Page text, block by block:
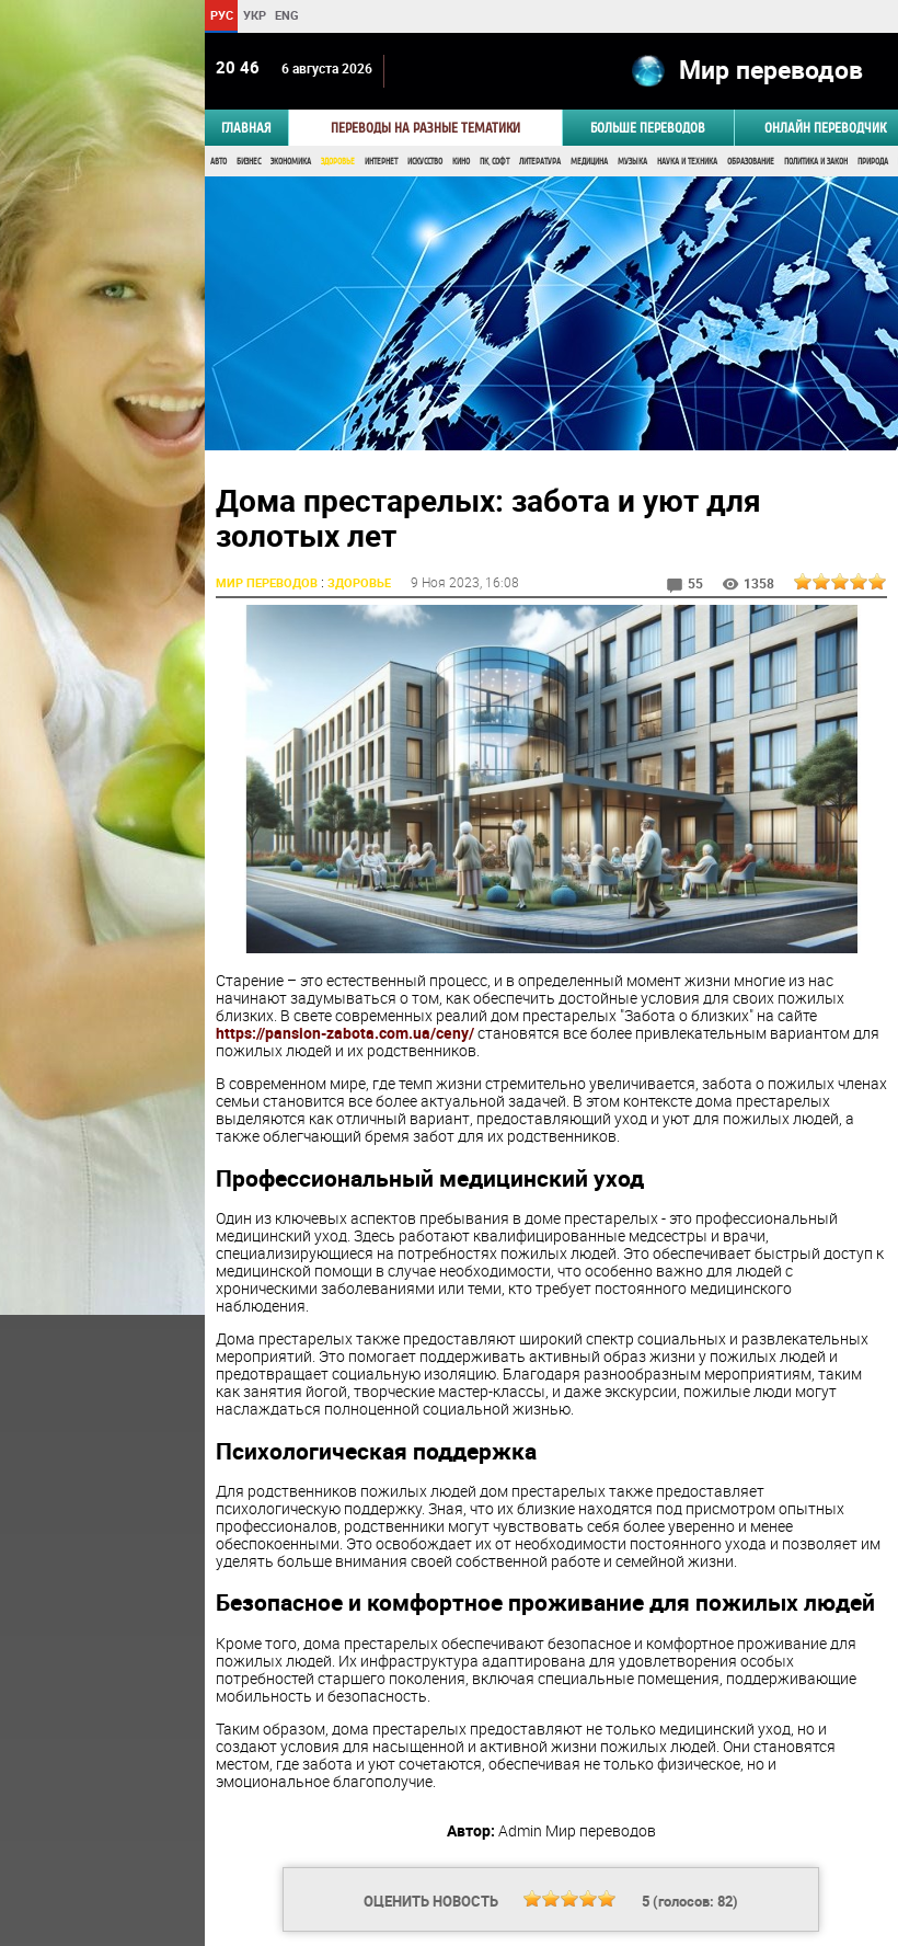
РУС УКР ENG
20:46 6 августа 2026 Мир переводов
ГЛАВНАЯ ПЕРЕВОДЫ НА РАЗНЫЕ ТЕМАТИКИ БОЛЬШЕ ПЕРЕВОДОВ ОНЛАЙН ПЕРЕВОДЧИК
АВТО БИЗНЕС ЭКОНОМИКА ЗДОРОВЬЕ ИНТЕРНЕТ ИСКУССТВО КИНО ПК, СОФТ ЛИТЕРАТУРА МЕДИЦИНА МУЗЫКА НАУКА И ТЕХНИКА ОБРАЗОВАНИЕ ПОЛИТИКА И ЗАКОН ПРИРОДА
Дома престарелых: забота и уют для
золотых лет
МИР ПЕРЕВОДОВ: ЗДОРОВЬЕ 9 Ноя 2023 , 16:08 55 1358
Старение – это естественный процесс, и в определенный момент жизни многие из нас
начинают задумываться о том, как обеспечить достойные условия для своих пожилых
близких. В свете современных реалий дом престарелых "Забота о близких" на сайте
https://pansion-zabota.com.ua/ceny/становятся все более привлекательным вариантом для
пожилых людей и их родственников.
В современном мире, где темп жизни стремительно увеличивается, забота о пожилых членах
семьи становится все более актуальной задачей. В этом контексте дома престарелых
выделяются как отличный вариант, предоставляющий уход и уют для пожилых людей, а
также облегчающий бремя забот для их родственников.
Профессиональный медицинский уход
Один из ключевых аспектов пребывания в доме престарелых - это профессиональный
медицинский уход. Здесь работают квалифицированные медсестры и врачи,
специализирующиеся на потребностях пожилых людей. Это обеспечивает быстрый доступ к
медицинской помощи в случае необходимости, что особенно важно для людей с
хроническими заболеваниями или теми, кто требует постоянного медицинского
наблюдения.
Дома престарелых также предоставляют широкий спектр социальных и развлекательных
мероприятий. Это помогает поддерживать активный образ жизни у пожилых людей и
предотвращает социальную изоляцию. Благодаря разнообразным мероприятиям, таким
как занятия йогой, творческие мастер-классы, и даже экскурсии, пожилые люди могут
наслаждаться полноценной социальной жизнью.
Психологическая поддержка
Для родственников пожилых людей дом престарелых также предоставляет
психологическую поддержку. Зная, что их близкие находятся под присмотром опытных
профессионалов, родственники могут чувствовать себя более уверенно и менее
обеспокоенными. Это освобождает их от необходимости постоянного ухода и позволяет им
уделять больше внимания своей собственной работе и семейной жизни.
Безопасное и комфортное проживание для пожилых людей
Кроме того, дома престарелых обеспечивают безопасное и комфортное проживание для
пожилых людей. Их инфраструктура адаптирована для удовлетворения особых
потребностей старшего поколения, включая специальные помещения, поддерживающие
мобильность и безопасность.
Таким образом, дома престарелых предоставляют не только медицинский уход, но и
создают условия для насыщенной и активной жизни пожилых людей. Они становятся
местом, где забота и уют сочетаются, обеспечивая не только физическое, но и
эмоциональное благополучие.
Автор: Admin Мир переводов
ОЦЕНИТЬ НОВОСТЬ 5(голосов: 82)